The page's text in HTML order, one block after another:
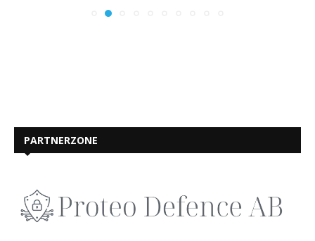
PARTNERZONE